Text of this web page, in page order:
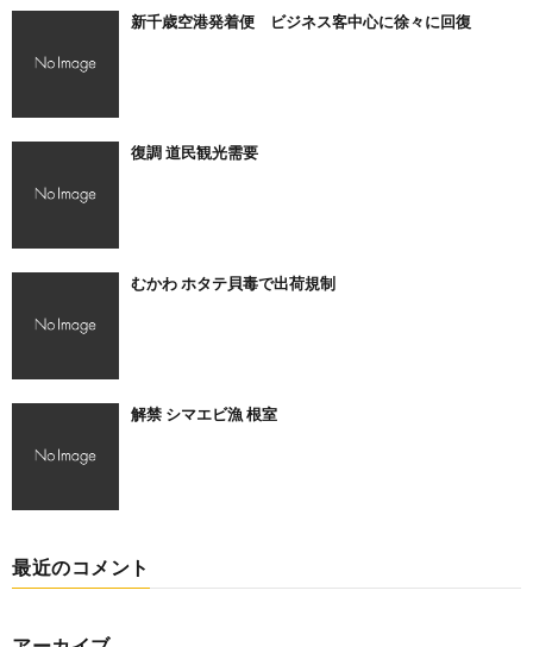
新千歳空港発着便 ビジネス客中心に徐々に回復
復調 道民観光需要
むかわ ホタテ貝毒で出荷規制
解禁 シマエビ漁 根室
最近のコメント